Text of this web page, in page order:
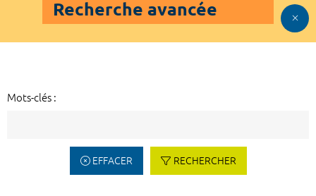
Recherche avancée
Mots-clés :
EFFACER RECHERCHER